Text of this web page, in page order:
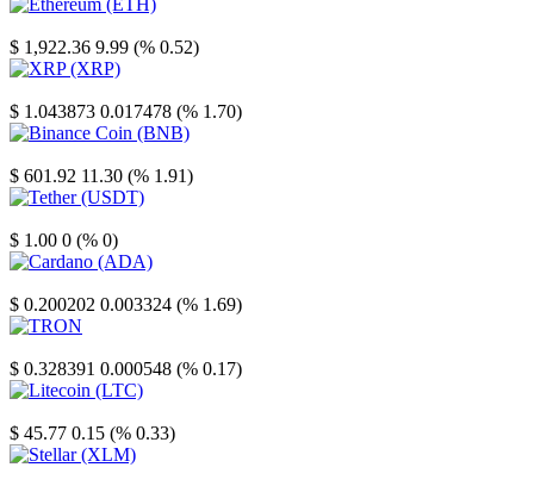
$ 1,922.36 9.99 (% 0.52)
$ 1.043873 0.017478 (% 1.70)
$ 601.92 11.30 (% 1.91)
$ 1.00 0 (% 0)
$ 0.200202 0.003324 (% 1.69)
$ 0.328391 0.000548 (% 0.17)
$ 45.77 0.15 (% 0.33)